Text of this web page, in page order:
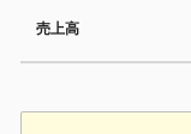
売上高